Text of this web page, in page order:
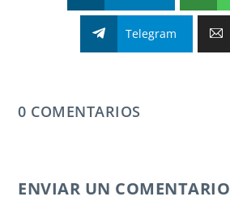
Telegram
0 COMENTARIOS
ENVIAR UN COMENTARIO